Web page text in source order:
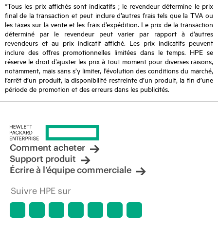
*Tous les prix affichés sont indicatifs ; le revendeur détermine le prix
final de la transaction et peut inclure d’autres frais tels que la TVA ou
les taxes sur la vente et les frais d’expédition. Le prix de la transaction
déterminé par le revendeur peut varier par rapport à d’autres
revendeurs et au prix indicatif affiché. Les prix indicatifs peuvent
inclure des offres promotionnelles limitées dans le temps. HPE se
réserve le droit d’ajuster les prix à tout moment pour diverses raisons,
notamment, mais sans s’y limiter, l’évolution des conditions du marché,
l’arrêt d’un produit, la disponibilité restreinte d’un produit, la fin d’une
période de promotion et des erreurs dans les publicités.
Comment acheter
Support produit
Écrire à l’équipe commerciale
Suivre HPE sur